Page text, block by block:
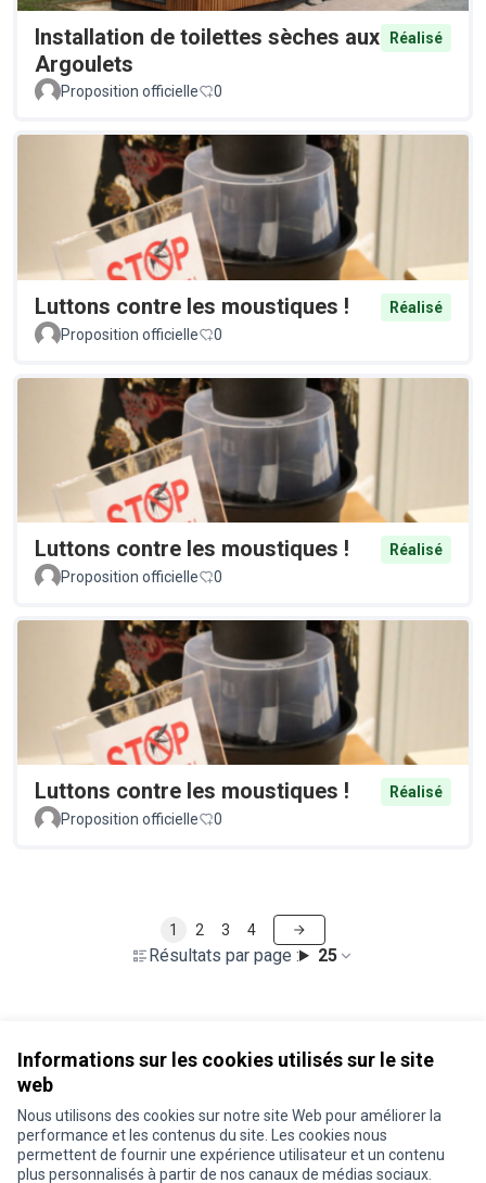
Informations sur les cookies utilisés sur le site
web
Nous utilisons des cookies sur notre site Web pour améliorer la
performance et les contenus du site. Les cookies nous
permettent de fournir une expérience utilisateur et un contenu
plus personnalisés à partir de nos canaux de médias sociaux.
Installation de toilettes sèches aux
Argoulets
Réalisé
Proposition officielle 0
Luttons contre les moustiques !
Réalisé
Proposition officielle
0
Luttons contre les moustiques !
Réalisé
Proposition officielle
0
Luttons contre les moustiques !
Réalisé
Proposition officielle
0
Résultats par page : 25
1 2 3 4
Conditions d'utilisation
Paramètres des cookies
Je participe ! sur X
Je participe ! sur Facebook
Je participe ! sur Instagram